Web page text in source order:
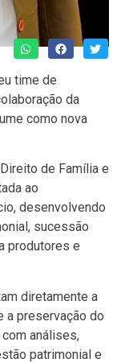
time de
da
como nova
de Família e
ao
desenvolvendo
sucessão
produtores e
diretamente a
a preservação do
análises,
patrimonial e